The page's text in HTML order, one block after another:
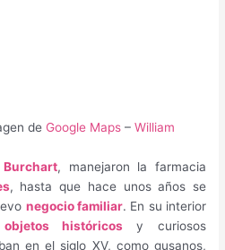
de Google Maps –William
Burchart, manejaron la farmacia
, hasta que hace unos años se
negocio familiar. En su interior
históricosy curiosos
en el siglo XV, como gusanos,